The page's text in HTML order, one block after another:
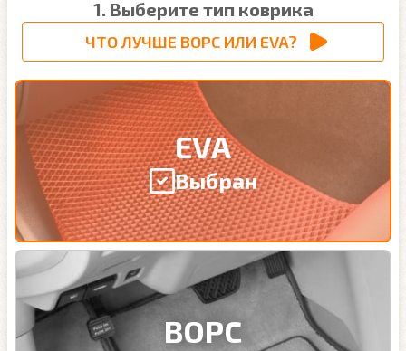
1. Выберите тип коврика
ЧТО ЛУЧШЕ ВОРС ИЛИ EVA?
EVA
Выбран
ВОРС